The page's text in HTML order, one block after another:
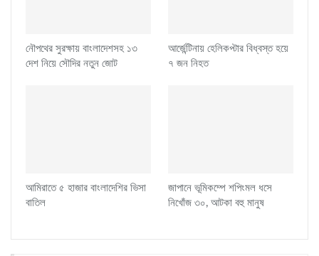
নৌপথের সুরক্ষায় বাংলাদেশসহ ১৩
দেশ নিয়ে সৌদির নতুন জোট
আর্জেন্টিনায় হেলিকপ্টার বিধ্বস্ত হয়ে
৭ জন নিহত
আমিরাতে ৫ হাজার বাংলাদেশির ভিসা
বাতিল
জাপানে ভূমিকম্পে শপিংমল ধসে
নিখোঁজ ৩০, আটকা বহু মানুষ